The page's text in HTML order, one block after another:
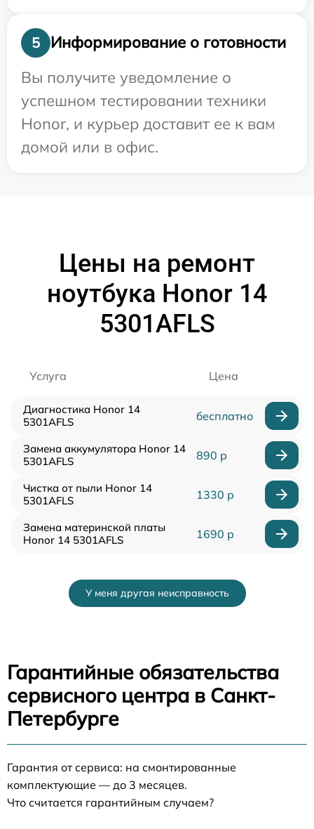
5
Информирование о готовности
Вы получите уведомление о
успешном тестировании техники
Honor, и курьер доставит ее к вам
домой или в офис.
Цены на ремонт
ноутбука Honor 14
5301AFLS
Услуга Цена
Диагностика Honor 14
5301AFLS
бесплатно
Замена аккумулятора Honor 14
5301AFLS
890 р
Чистка от пыли Honor 14
5301AFLS
1330 р
Замена материнской платы
Honor 14 5301AFLS
1690 р
У меня другая неисправность
Гарантийные обязательства
сервисного центра в Санкт-
Петербурге
Гарантия от сервиса: на смонтированные
комплектующие — до 3 месяцев.
Что считается гарантийным случаем?